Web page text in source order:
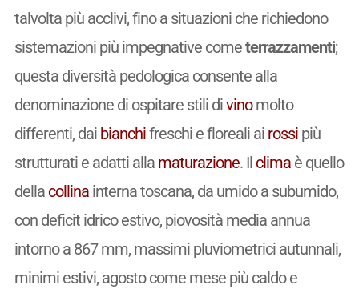
talvolta più acclivi, fino a situazioni che richiedono
sistemazioni più impegnative cometerrazzamenti;
questa diversità pedologica consente alla
denominazione di ospitare stili divinomolto
differenti, dai bianchifreschi e floreali ai rossipiù
strutturati e adatti alla maturazione. Il climaè quello
della collinainterna toscana, da umido a subumido,
con deficit idrico estivo, piovosità media annua
intorno a 867 mm, massimi pluviometrici autunnali,
minimi estivi, agosto come mese più caldo e